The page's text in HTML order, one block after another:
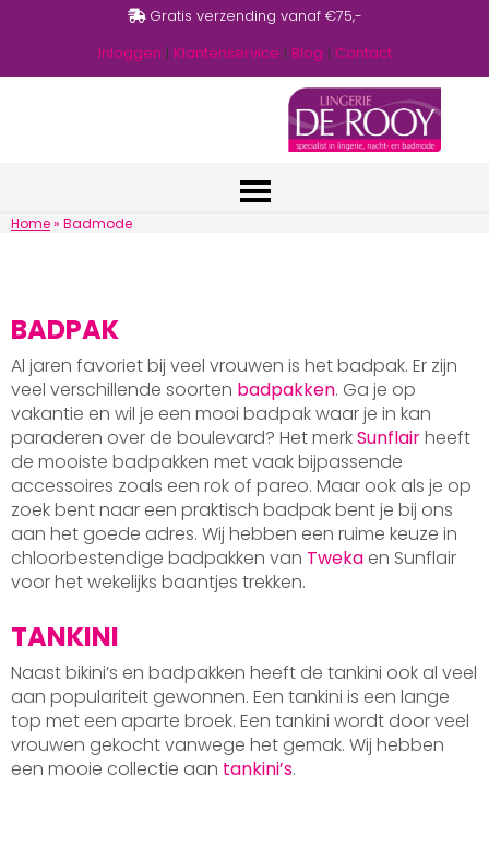
Gratis verzending vanaf €75,-
Inloggen | Klantenservice | Blog | Contact
Home» Badmode
BADPAK
Al jaren favoriet bij veel vrouwen is het badpak. Er zijn
veel verschillende soorten badpakken. Ga je op
vakantie en wil je een mooi badpak waar je in kan
paraderen over de boulevard? Het merkSunflairheeft
de mooiste badpakken met vaak bijpassende
accessoires zoals een rok of pareo. Maar ook als je op
zoek bent naar een praktisch badpak bent je bij ons
aan het goede adres. Wij hebben een ruime keuze in
chloorbestendige badpakken van Tweka en Sunflair
voor het wekelijks baantjes trekken.
TANKINI
Naast bikini’s en badpakken heeft de tankini ook al veel
aan populariteit gewonnen. Een tankini is een lange
top met een aparte broek. Een tankini wordt door veel
vrouwen gekocht vanwege het gemak. Wij hebben
een mooie collectie aan tankini’s.